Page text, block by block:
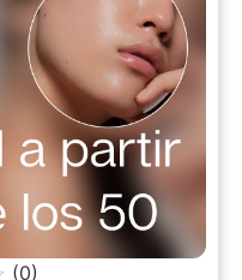
(0)